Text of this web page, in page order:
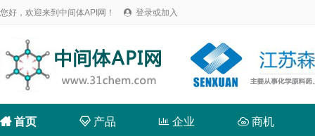
您好，欢迎来到中间体API网！  登录或加入
首页 产品  企业  商机